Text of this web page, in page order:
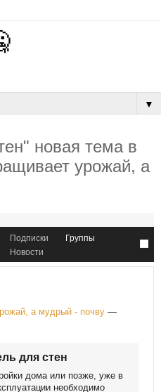
▼
новая тема в
урожай, а
Подписки
Группы
Новости
а мудрый - почву —
для стен
дома или позже, уже в
необходимо